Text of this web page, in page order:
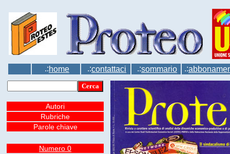
.:home .:contattaci .:sommario .:
Autori
Rubriche
Parole chiave
Numero 0